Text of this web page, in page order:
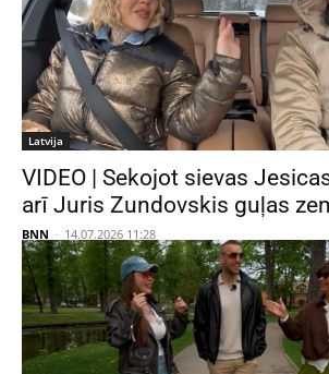
Latvija
VIDEO | Sekojot sievas
arī Juris Zundovskis guļas
BNN - 14.07.2026 11:28